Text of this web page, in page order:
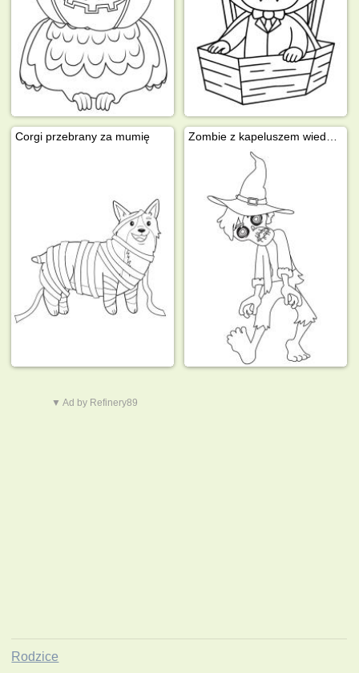
Corgi przebrany za mumię
▼ Ad by Refinery89
Rodzice